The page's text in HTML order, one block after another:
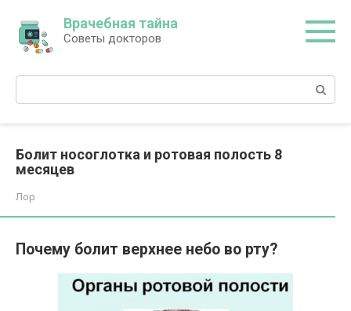
контенту
Врачебная тайна
Советы докторов
Поиск:
Болит носоглотка и ротовая полость 8
месяцев
Лор
Почему болит верхнее небо во рту?